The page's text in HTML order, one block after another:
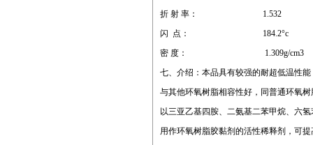
折 射 率： 1.532
闪 点： 184.2°c
密 度： 1.309g/cm3
七、介绍：本品具有较强的耐超低温性
与其他环氧树脂相容性好，同普通环氧
以三亚乙基四胺、二氨基二苯甲烷、六
用作环氧树脂胶黏剂的活性稀释剂，可